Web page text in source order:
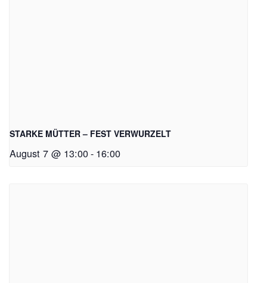
STARKE MÜTTER – FEST VERWURZELT
August 7 @ 13:00- 16:00